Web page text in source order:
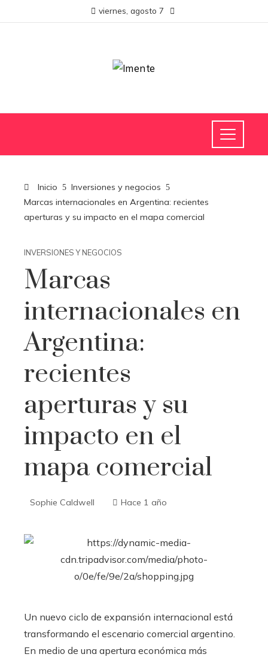
viernes, agosto 7
Inicio
Inversiones y negocios
Marcas internacionales en Argentina: recientes
aperturas y su impacto en el mapa comercial
INVERSIONES Y NEGOCIOS
Marcas
internacionales en
Argentina:
recientes
aperturas y su
impacto en el
mapa comercial
Sophie Caldwell Hace 1 año
Un nuevo ciclo de expansión internacional está
transformando el escenario comercial argentino.
En medio de una apertura económica más